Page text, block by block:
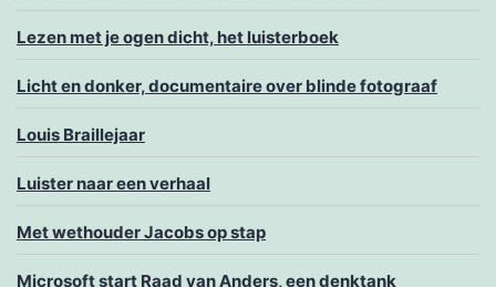
Lezen met je ogen dicht, het luisterboek
Licht en donker, documentaire over blinde fotograaf
Louis Braillejaar
Luister naar een verhaal
Met wethouder Jacobs op stap
Microsoft start Raad van Anders, een denktank